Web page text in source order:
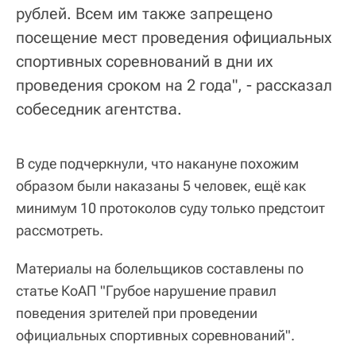
рублей. Всем им также запрещено
посещение мест проведения официальных
спортивных соревнований в дни их
проведения сроком на 2 года", - рассказал
собеседник агентства.
В суде подчеркнули, что накануне похожим
образом были наказаны 5 человек, ещё как
минимум 10 протоколов суду только предстоит
рассмотреть.
Материалы на болельщиков составлены по
статье КоАП "Грубое нарушение правил
поведения зрителей при проведении
официальных спортивных соревнований".